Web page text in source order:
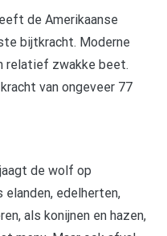
de Amerikaanse
bijtkracht. Moderne
relatief zwakke beet.
van ongeveer 77
de wolf op
edelherten,
als konijnen en hazen,